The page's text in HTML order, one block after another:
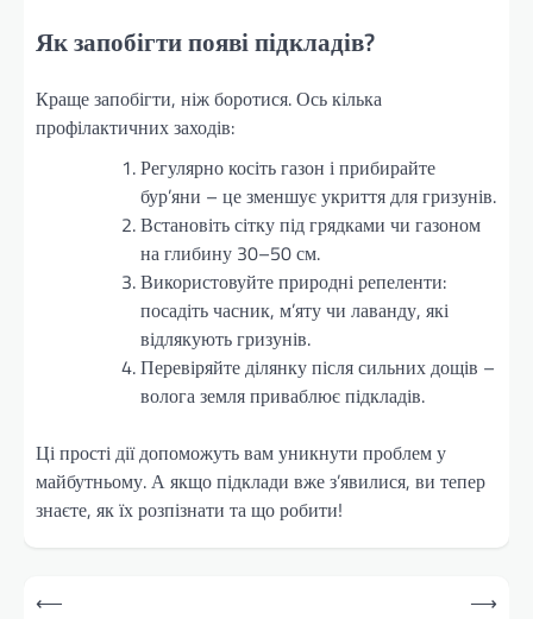
Як запобігти появі підкладів?
Краще запобігти, ніж боротися. Ось кілька
профілактичних заходів:
Регулярно косіть газон і прибирайте
бур’яни – це зменшує укриття для гризунів.
Встановіть сітку під грядками чи газоном
на глибину 30–50 см.
Використовуйте природні репеленти:
посадіть часник, м’яту чи лаванду, які
відлякують гризунів.
Перевіряйте ділянку після сильних дощів –
волога земля приваблює підкладів.
Ці прості дії допоможуть вам уникнути проблем у
майбутньому. А якщо підклади вже з’явилися, ви тепер
знаєте, як їх розпізнати та що робити!
Навігація
⟵
⟶